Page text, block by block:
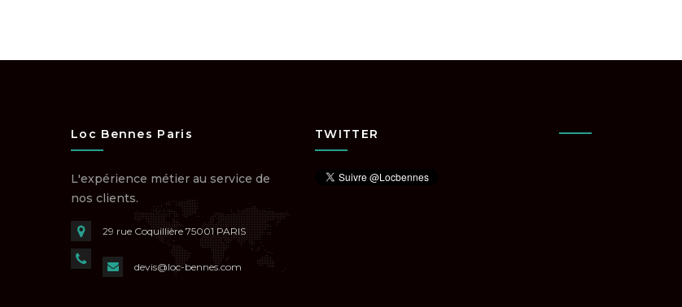
Loc Bennes Paris
L'expérience métier au service de
nos clients.
29 rue Coquillière 75001 PARIS
devis@loc-bennes.com
TWITTER